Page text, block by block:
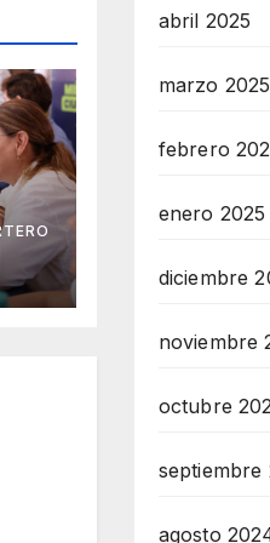
abril 2025
marzo 2025
febrero
enero 2025
diciembre
noviembre
octubre
septiembre
agosto